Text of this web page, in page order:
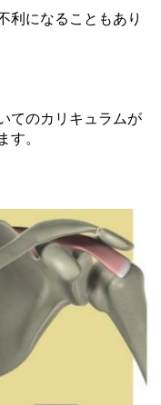
利になることもあり
てのカリキュラムが
す。